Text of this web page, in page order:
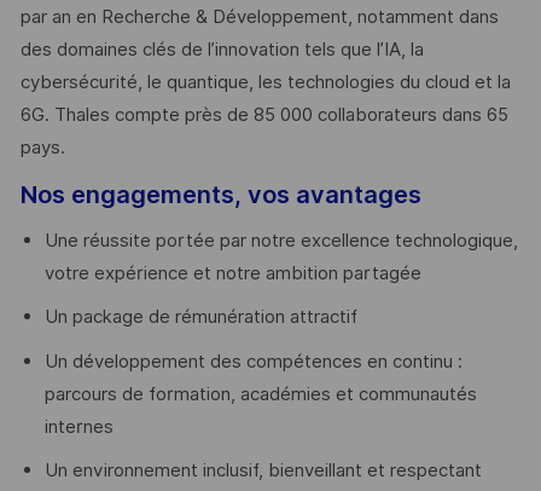
par an en Recherche & Développement, notamment dans
des domaines clés de l’innovation tels que l’IA, la
cybersécurité, le quantique, les technologies du cloud et la
6G. Thales compte près de 85 000 collaborateurs dans 65
pays. ​
Nos engagements, vos avantages
Une réussite portée par notre excellence technologique,
votre expérience et notre ambition partagée
Un package de rémunération attractif
Un développement des compétences en continu :
parcours de formation, académies et communautés
internes
Un environnement inclusif, bienveillant et respectant